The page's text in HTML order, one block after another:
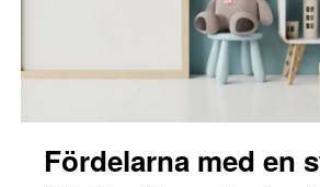
Fördelarna med en